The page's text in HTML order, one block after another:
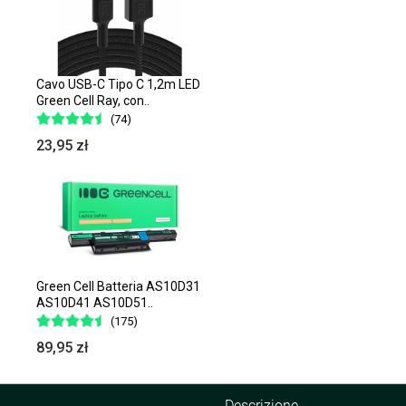
Cavo USB-C Tipo C 1,2m LED
Green Cell Ray, con..
(74)
23,95 zł
Green Cell Batteria AS10D31
AS10D41 AS10D51..
(175)
89,95 zł